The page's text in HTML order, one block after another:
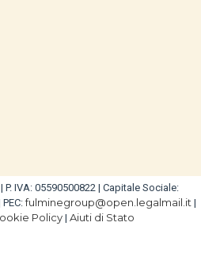
IVA: 05590500822 | Capitale Sociale:
PEC:fulminegroup@open.legalmail.it|
Policy| Aiuti di Stato